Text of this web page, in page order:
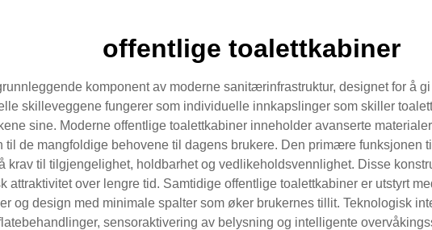
offentlige toalettkabiner
komponent av moderne sanitærinfrastruktur, designet for å
skilleveggene fungerer som individuelle innkapslinger som skiller
sine. Moderne offentlige toalettkabiner inneholder avanserte
til de mangfoldige behovene til dagens brukere. Den primære funksjonen
krav til tilgjengelighet, holdbarhet og vedlikeholdsvennlighet. Disse
attraktivitet over lengre tid. Samtidige offentlige toalettkabiner er utstyrt
og design med minimale spalter som øker brukernes tillit. Teknologisk
sensoraktivering av belysning og intelligente